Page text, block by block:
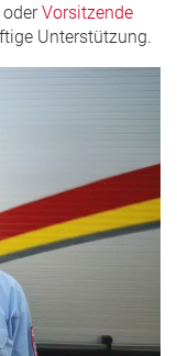
oderVorsitzende
Unterstützung.